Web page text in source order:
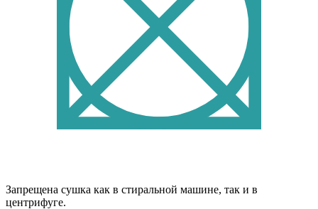
Запрещена сушка как в стиральной машине, так и в
центрифуге.